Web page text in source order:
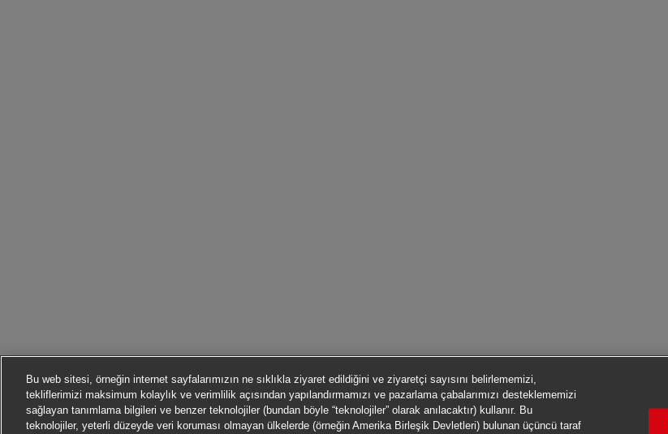
Bu web sitesi, örneğin internet sayfalarımızın ne sıklıkla ziyaret edildiğini ve ziyaretçi sayısını belirlememizi,
tekliflerimizi maksimum kolaylık ve verimlilik açısından yapılandırmamızı ve pazarlama çabalarımızı desteklememizi
sağlayan tanımlama bilgileri ve benzer teknolojiler (bundan böyle “teknolojiler” olarak anılacaktır) kullanır. Bu
teknolojiler, yeterli düzeyde veri koruması olmayan ülkelerde (örneğin Amerika Birleşik Devletleri) bulunan üçüncü taraf